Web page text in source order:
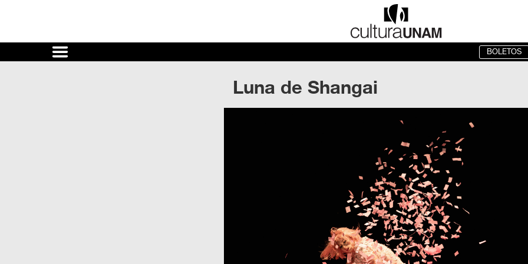
BOLETOS
CulturaUNAM
Luna de Shangai